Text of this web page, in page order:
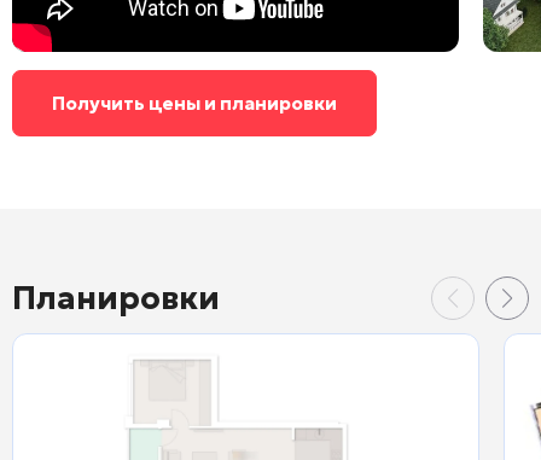
Получить цены и планировки
Планировки